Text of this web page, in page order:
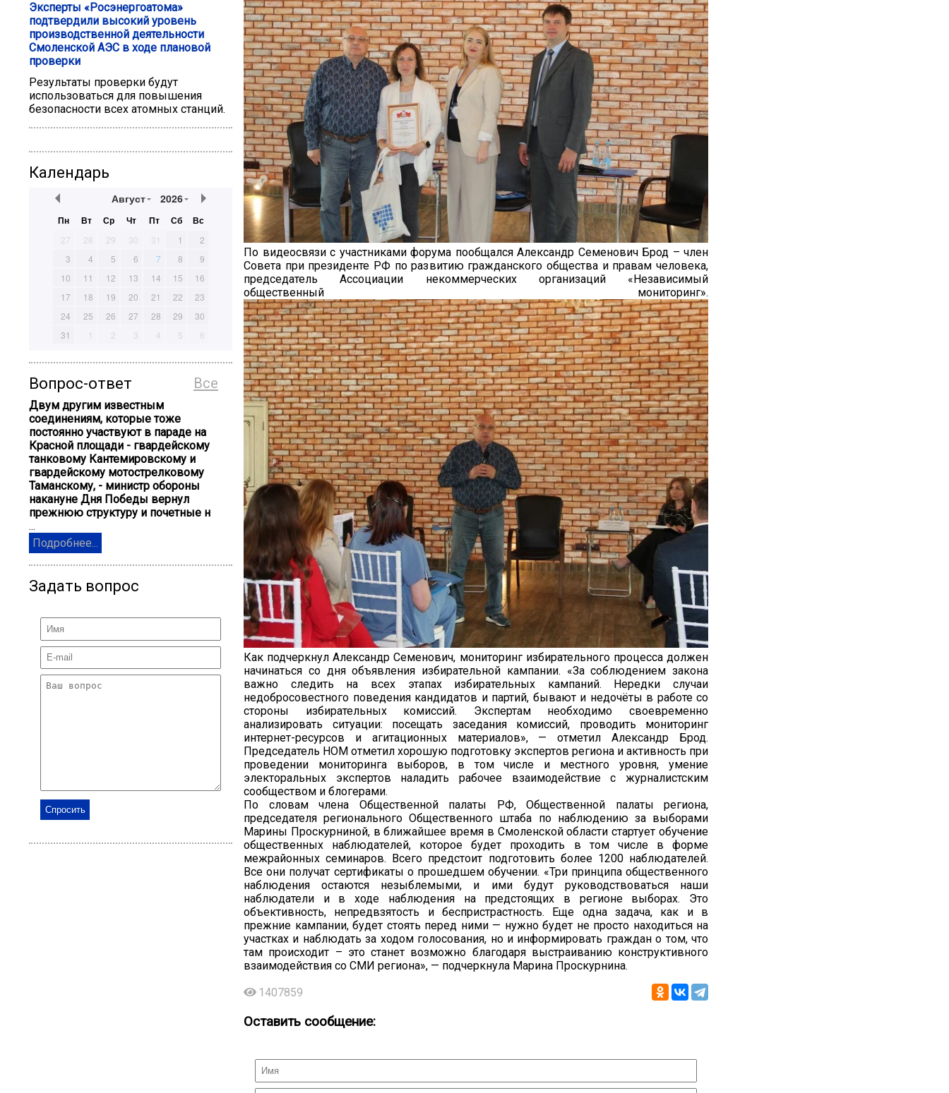
Эксперты «Росэнергоатома»
подтвердили высокий уровень
производственной деятельности
Смоленской АЭС в ходе плановой
проверки
Результаты проверки будут
использоваться для повышения
безопасности всех атомных станций.
Календарь
Август 2026
Пн Вт Ср Чт Пт Сб Вс
27 28 29 30 31 1
2
3
4 5 6 7 8
9
10
11 12 13 14 15
16
17
18 19 20 21 22
23
24
25 26 27 28 29
30
31
1 2 3 4 5 6
Все
Вопрос-ответ
Двум другим известным
соединениям, которые тоже
постоянно участвуют в параде на
Красной площади - гвардейскому
танковому Кантемировскому и
гвардейскому мотострелковому
Таманскому, - министр обороны
накануне Дня Победы вернул
прежнюю структуру и почетные н
...
Подробнее...
Задать вопрос
По видеосвязи с участниками форума пообщался Александр Семенович Брод – член
Совета при президенте РФ по развитию гражданского общества и правам человека,
председатель Ассоциации некоммерческих организаций «Независимый
общественный мониторинг».
Как подчеркнул Александр Семенович, мониторинг избирательного процесса должен
начинаться со дня объявления избирательной кампании. «За соблюдением закона
важно следить на всех этапах избирательных кампаний. Нередки случаи
недобросовестного поведения кандидатов и партий, бывают и недочёты в работе со
стороны избирательных комиссий. Экспертам необходимо своевременно
анализировать ситуации: посещать заседания комиссий, проводить мониторинг
интернет-ресурсов и агитационных материалов», — отметил Александр Брод.
Председатель НОМ отметил хорошую подготовку экспертов региона и активность при
проведении мониторинга выборов, в том числе и местного уровня, умение
электоральных экспертов наладить рабочее взаимодействие с журналистским
сообществом и блогерами.
По словам члена Общественной палаты РФ, Общественной палаты региона,
председателя регионального Общественного штаба по наблюдению за выборами
Марины Проскурниной, в ближайшее время в Смоленской области стартует обучение
общественных наблюдателей, которое будет проходить в том числе в форме
межрайонных семинаров. Всего предстоит подготовить более 1200 наблюдателей.
Все они получат сертификаты о прошедшем обучении. «Три принципа общественного
наблюдения остаются незыблемыми, и ими будут руководствоваться наши
наблюдатели и в ходе наблюдения на предстоящих в регионе выборах. Это
объективность, непредвзятость и беспристрастность. Еще одна задача, как и в
прежние кампании, будет стоять перед ними — нужно будет не просто находиться на
участках и наблюдать за ходом голосования, но и информировать граждан о том, что
там происходит – это станет возможно благодаря выстраиванию конструктивного
взаимодействия со СМИ региона», — подчеркнула Марина Проскурнина.
1407859
Оставить сообщение: